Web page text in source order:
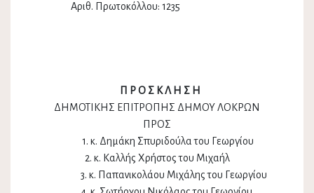
Αριθ. Πρωτοκόλλου: 1235
Π Ρ Ο Σ Κ Λ Η Σ Η
ΔΗΜΟΤΙΚΗΣ ΕΠΙΤΡΟΠΗΣ ΔΗΜΟΥ ΛΟΚΡΩΝ
ΠΡΟΣ
1. κ. Δημάκη Σπυριδούλα του Γεωργίου
2. κ. Καλλής Χρήστος του Μιχαήλ
3. κ. Παπανικολάου Μιχάλης του Γεωργίου